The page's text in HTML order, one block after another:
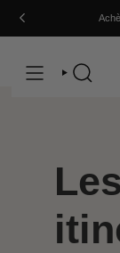
RECHERCHE